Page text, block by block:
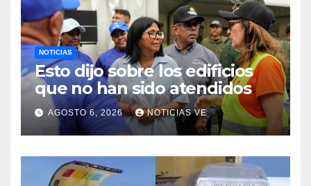
NOTICIAS
Esto dijo sobre los edificios
que no han sido atendidos
AGOSTO 6, 2026 NOTICIAS VE